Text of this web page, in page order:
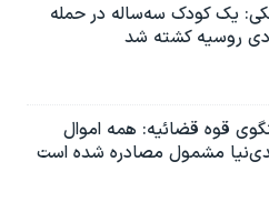
یک کودک سه‌ساله در حمله
روسیه کشته شد
قوه قضائیه: همه اموال
مشمول مصادره شده است